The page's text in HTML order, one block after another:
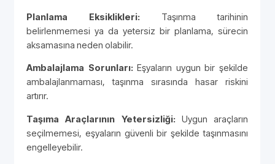
Planlama Eksiklikleri: Taşınma tarihinin
belirlenmemesi ya da yetersiz bir planlama, sürecin
aksamasına neden olabilir.
Ambalajlama Sorunları: Eşyaların uygun bir şekilde
ambalajlanmaması, taşınma sırasında hasar riskini
artırır.
Taşıma Araçlarının Yetersizliği: Uygun araçların
seçilmemesi, eşyaların güvenli bir şekilde taşınmasını
engelleyebilir.